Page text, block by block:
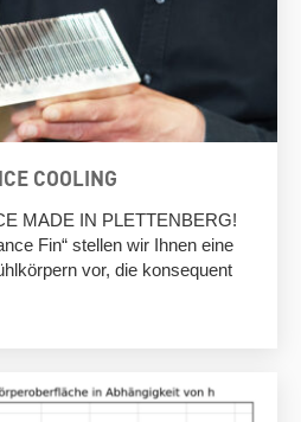
COOLING
MADE IN PLETTENBERG!
Fin“ stellen wir Ihnen eine
vor, die konsequent